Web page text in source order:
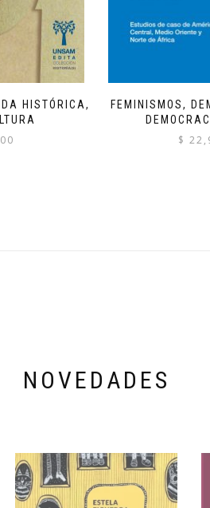
HISTÓRICA,
FEMINISMOS,
$
NOVEDADES